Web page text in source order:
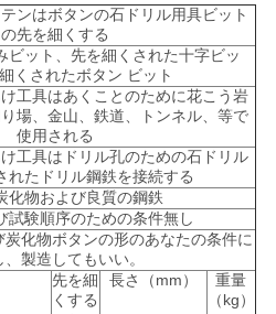
ンはボタンの石ドリル用具ビット
の先を細くする
ビット、先を細くされた十字ビッ
くされたボタン ビット
工具はあくことのために花こう岩
場、金山、鉄道、トンネル、等で
使用される
工具はドリル孔のための石ドリル
れたドリル鋼鉄を接続する
化物および良質の鋼鉄
試験順序のための条件無し
化物ボタンの形のあなたの条件に
製造してもいい。
先を細
くする
長さ（mm）
重量
（kg）